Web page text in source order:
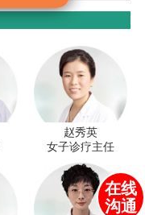
赵秀英
女子诊疗主任
在线
沟通